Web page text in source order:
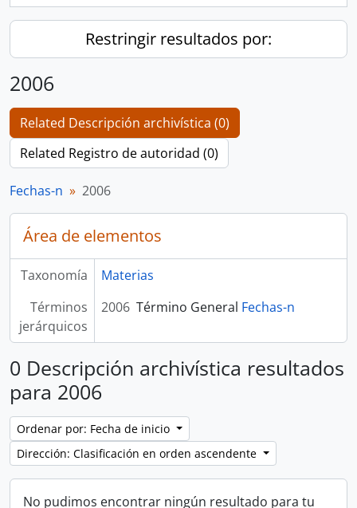
Restringir resultados por:
2006
Related Descripción archivística (0)
Related Registro de autoridad (0)
Fechas-n 2006
Área de elementos
Taxonomía
Materias
Términos
jerárquicos
2006 Término General Fechas-n
0 Descripción archivística resultados
para 2006
Ordenar por: Fecha de inicio
Dirección: Clasificación en orden ascendente
No pudimos encontrar ningún resultado para tu